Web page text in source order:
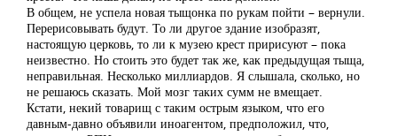
В общем, не успела новая тыщонка по рукам пойти – вернули.
Перерисовывать будут. То ли другое здание изобразят,
настоящую церковь, то ли к музею крест пририсуют – пока
неизвестно. Но стоить это будет так же, как предыдущая тыща,
неправильная. Несколько миллиардов. Я слышала, сколько, но
не решаюсь сказать. Мой мозг таких сумм не вмещает.
Кстати, некий товарищ с таким острым языком, что его
давным-давно объявили иноагентом, предположил, что,